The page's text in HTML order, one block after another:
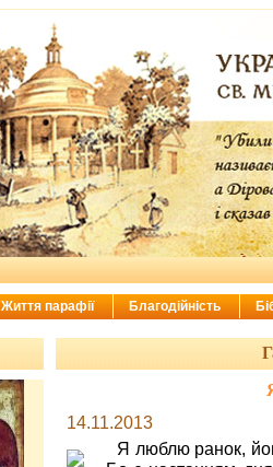
14.11.2013
Я люблю ранок,
Життя парафії Благодійність